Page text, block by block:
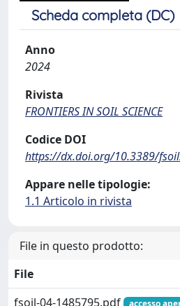
Scheda completa (DC)
Anno
2024
Rivista
FRONTIERS IN SOIL SCIENCE
Codice DOI
https://dx.doi.org/10.3389/
Appare nelle tipologie:
1.1 Articolo in rivista
File in questo prodotto:
File
fsoil-04-1485795.pdf
accesso